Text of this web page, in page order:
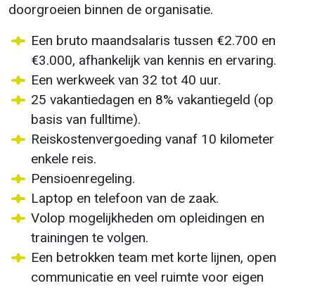
doorgroeien binnen de organisatie.
Een bruto maandsalaris tussen €2.700 en
€3.000, afhankelijk van kennis en ervaring.
Een werkweek van 32 tot 40 uur.
25 vakantiedagen en 8% vakantiegeld (op
basis van fulltime).
Reiskostenvergoeding vanaf 10 kilometer
enkele reis.
Pensioenregeling.
Laptop en telefoon van de zaak.
Volop mogelijkheden om opleidingen en
trainingen te volgen.
Een betrokken team met korte lijnen, open
communicatie en veel ruimte voor eigen